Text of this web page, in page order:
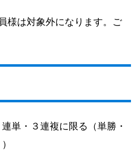
様は対象外になります。ご
単・３連複に限る（単勝・